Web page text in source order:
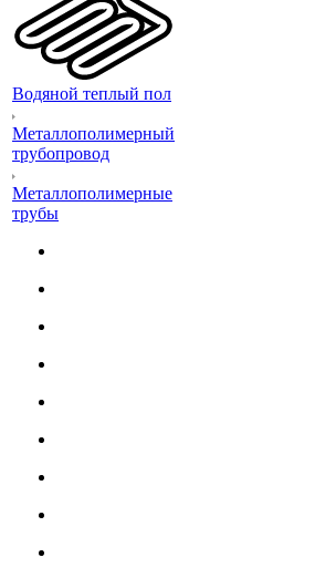
Водяной теплый пол
Металлополимерный
трубопровод
Металлополимерные
трубы